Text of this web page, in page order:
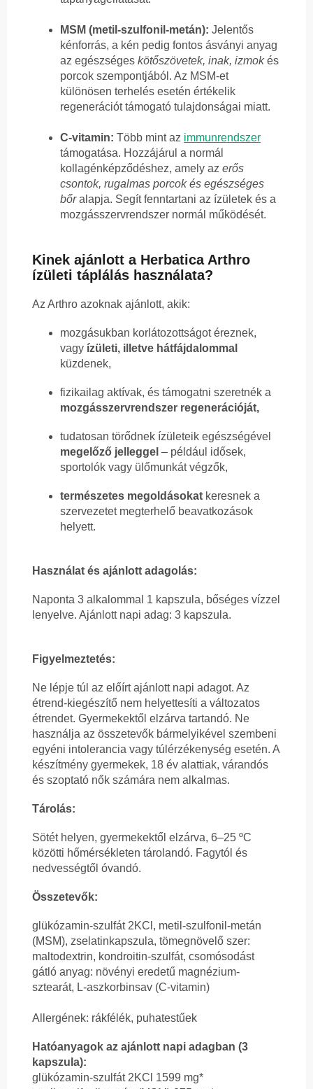
MSM (metil-szulfonil-metán): Jelentős
kénforrás, a kén pedig fontos ásványi anyag
az egészséges kötőszövetek, inak, izmokés
porcok szempontjából. Az MSM-et
különösen terhelés esetén értékelik
regenerációt támogató tulajdonságai miatt.
C-vitamin: Több mint az immunrendszer
támogatása. Hozzájárul a normál
kollagénképződéshez, amely az erős
csontok, rugalmas porcok és egészséges
bőralapja. Segít fenntartani az ízületek és a
mozgásszervrendszer normál működését.
Kinek ajánlott a Herbatica Arthro
ízületi táplálás használata?
Az Arthro azoknak ajánlott, akik:
mozgásukban korlátozottságot éreznek,
vagy ízületi, illetve hátfájdalommal
küzdenek,
fizikailag aktívak, és támogatni szeretnék a
mozgásszervrendszer regenerációját,
tudatosan törődnek ízületeik egészségével
megelőző jelleggel – például idősek,
sportolók vagy ülőmunkát végzők,
természetes megoldásokat keresnek a
szervezetet megterhelő beavatkozások
helyett.
Használat és ajánlott adagolás:
Naponta 3 alkalommal 1 kapszula, bőséges vízzel
lenyelve. Ajánlott napi adag: 3 kapszula.
Figyelmeztetés:
Ne lépje túl az előírt ajánlott napi adagot. Az
étrend-kiegészítő nem helyettesíti a változatos
étrendet. Gyermekektől elzárva tartandó. Ne
használja az összetevők bármelyikével szembeni
egyéni intolerancia vagy túlérzékenység esetén. A
készítmény gyermekek, 18 év alattiak, várandós
és szoptató nők számára nem alkalmas.
Tárolás:
Sötét helyen, gyermekektől elzárva, 6–25 ºC
közötti hőmérsékleten tárolandó. Fagytól és
nedvességtől óvandó.
Összetevők:
glükózamin-szulfát 2KCl, metil-szulfonil-metán
(MSM), zselatinkapszula, tömegnövelő szer:
maltodextrin, kondroitin-szulfát, csomósodást
gátló anyag: növényi eredetű magnézium-
sztearát, L-aszkorbinsav (C-vitamin)
Allergének: rákfélék, puhatestűek
Hatóanyagok az ajánlott napi adagban (3
kapszula):
glükózamin-szulfát 2KCl 1599 mg*